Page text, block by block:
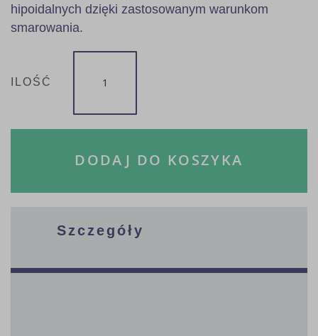
hipoidalnych dzięki zastosowanym warunkom
smarowania.
ILOŚĆ
DODAJ DO KOSZYKA
Szczegóły